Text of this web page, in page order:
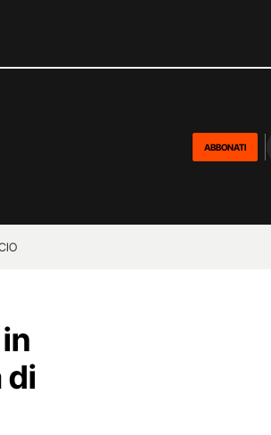
ABBONATI
di